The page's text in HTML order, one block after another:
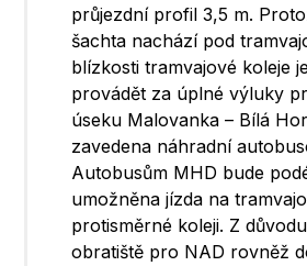
průjezdní profil 3,5 m.
šachta nachází pod
blízkosti tramvajové koleje
provádět za úplné výluky
úseku Malovanka – Bílá
zavedena náhradní
Autobusům MHD bude
umožněna jízda na
protisměrné koleji. Z
obratiště pro NAD rovněž